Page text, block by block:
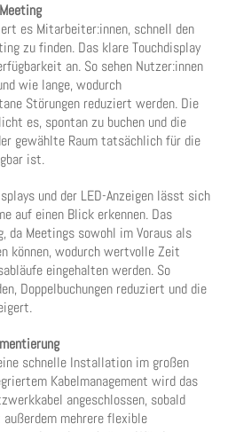
es Mitarbeiter:innen, schnell den
zu finden. Das klare Touchdisplay
an. So sehen Nutzer:innen
wie lange, wodurch
Störungen reduziert werden. Die
es, spontan zu buchen und die
gewählte Raum tatsächlich für die
ist.
und der LED-Anzeigen lässt sich
auf einen Blick erkennen. Das
da Meetings sowohl im Voraus als
können, wodurch wertvolle Zeit
eingehalten werden. So
Doppelbuchungen reduziert und die
schnelle Installation im großen
Kabelmanagement wird das
angeschlossen, sobald
mehrere flexible